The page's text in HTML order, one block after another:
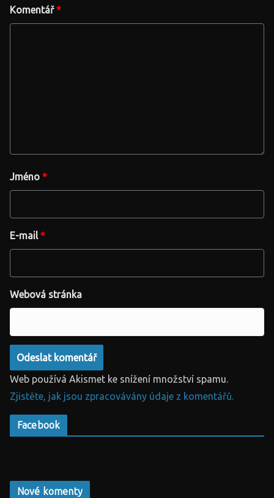
Komentář*
Jméno *
E-mail *
Webová stránka
Web používá Akismet ke snížení množství spamu.
Zjistěte, jak jsou zpracovávány údaje z komentářů.
Facebook
Nové komenty